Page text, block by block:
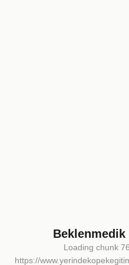
Loading chunk
https://